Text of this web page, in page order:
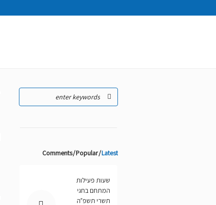
Latest
Popular
Comments
שעות פעילות
המתחם בחגי
תשרי תשפ”ה